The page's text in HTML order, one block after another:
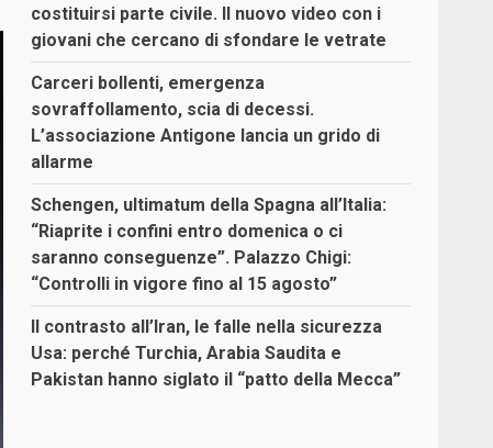
costituirsi parte civile. Il nuovo video con i
giovani che cercano di sfondare le vetrate
Carceri bollenti, emergenza
sovraffollamento, scia di decessi.
L’associazione Antigone lancia un grido di
allarme
Schengen, ultimatum della Spagna all’Italia:
“Riaprite i confini entro domenica o ci
saranno conseguenze”. Palazzo Chigi:
“Controlli in vigore fino al 15 agosto”
Il contrasto all’Iran, le falle nella sicurezza
Usa: perché Turchia, Arabia Saudita e
Pakistan hanno siglato il “patto della Mecca”